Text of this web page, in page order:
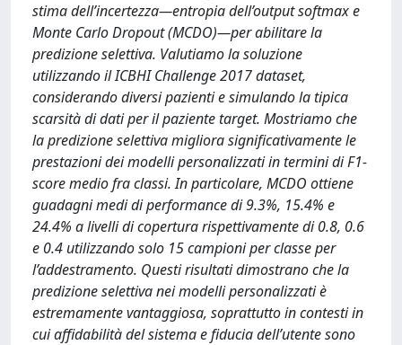
stima dell’incertezza—entropia dell’output softmax e
Monte Carlo Dropout (MCDO)—per abilitare la
predizione selettiva. Valutiamo la soluzione
utilizzando il ICBHI Challenge 2017 dataset,
considerando diversi pazienti e simulando la tipica
scarsità di dati per il paziente target. Mostriamo che
la predizione selettiva migliora significativamente le
prestazioni dei modelli personalizzati in termini di F1-
score medio fra classi. In particolare, MCDO ottiene
guadagni medi di performance di 9.3%, 15.4% e
24.4% a livelli di copertura rispettivamente di 0.8, 0.6
e 0.4 utilizzando solo 15 campioni per classe per
l’addestramento. Questi risultati dimostrano che la
predizione selettiva nei modelli personalizzati è
estremamente vantaggiosa, soprattutto in contesti in
cui affidabilità del sistema e fiducia dell’utente sono